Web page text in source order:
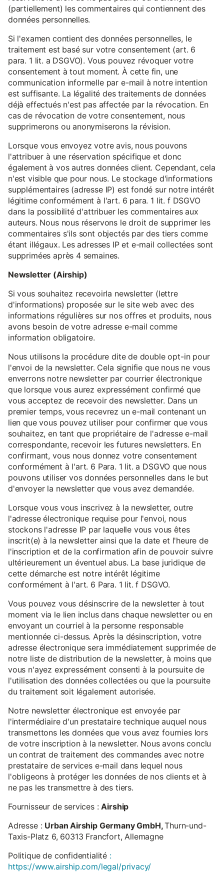
(partiellement) les commentaires qui contiennent des
données personnelles.
Si l'examen contient des données personnelles, le
traitement est basé sur votre consentement (art. 6
para. 1 lit. a DSGVO). Vous pouvez révoquer votre
consentement à tout moment. À cette fin, une
communication informelle par e-mail à notre intention
est suffisante. La légalité des traitements de données
déjà effectués n'est pas affectée par la révocation. En
cas de révocation de votre consentement, nous
supprimerons ou anonymiserons la révision.
Lorsque vous envoyez votre avis, nous pouvons
l'attribuer à une réservation spécifique et donc
également à vos autres données client. Cependant, cela
n'est visible que pour nous. Le stockage d'informations
supplémentaires (adresse IP) est fondé sur notre intérêt
légitime conformément à l'art. 6 para. 1 lit. f DSGVO
dans la possibilité d'attribuer les commentaires aux
auteurs. Nous nous réservons le droit de supprimer les
commentaires s'ils sont objectés par des tiers comme
étant illégaux. Les adresses IP et e-mail collectées sont
supprimées après 4 semaines.
Newsletter (Airship)
Si vous souhaitez recevoirla newsletter (lettre
d'informations) proposée sur le site web avec des
informations régulières sur nos offres et produits, nous
avons besoin de votre adresse e-mail comme
information obligatoire.
Nous utilisons la procédure dite de double opt-in pour
l'envoi de la newsletter. Cela signifie que nous ne vous
enverrons notre newsletter par courrier électronique
que lorsque vous aurez expressément confirmé que
vous acceptez de recevoir des newsletter. Dans un
premier temps, vous recevrez un e-mail contenant un
lien que vous pouvez utiliser pour confirmer que vous
souhaitez, en tant que propriétaire de l'adresse e-mail
correspondante, recevoir les futures newsletters. En
confirmant, vous nous donnez votre consentement
conformément à l'art. 6 Para. 1 lit. a DSGVO que nous
pouvons utiliser vos données personnelles dans le but
d'envoyer la newsletter que vous avez demandée.
Lorsque vous vous inscrivez à la newsletter, outre
l'adresse électronique requise pour l'envoi, nous
stockons l'adresse IP par laquelle vous vous êtes
inscrit(e) à la newsletter ainsi que la date et l'heure de
l'inscription et de la confirmation afin de pouvoir suivre
ultérieurement un éventuel abus. La base juridique de
cette démarche est notre intérêt légitime
conformément à l'art. 6 Para. 1 lit. f DSGVO.
Vous pouvez vous désinscrire de la newsletter à tout
moment via le lien inclus dans chaque newsletter ou en
envoyant un courriel à la personne responsable
mentionnée ci-dessus. Après la désinscription, votre
adresse électronique sera immédiatement supprimée de
notre liste de distribution de la newsletter, à moins que
vous n'ayez expressément consenti à la poursuite de
l'utilisation des données collectées ou que la poursuite
du traitement soit légalement autorisée.
Notre newsletter électronique est envoyée par
l'intermédiaire d'un prestataire technique auquel nous
transmettons les données que vous avez fournies lors
de votre inscription à la newsletter. Nous avons conclu
un contrat de traitement des commandes avec notre
prestataire de services e-mail dans lequel nous
l'obligeons à protéger les données de nos clients et à
ne pas les transmettre à des tiers.
Fournisseur de services :Airship
Adresse : Urban Airship Germany GmbH,Thurn-und-
Taxis-Platz 6, 60313 Francfort, Allemagne
Politique de confidentialité :
https://www.airship.com/legal/privacy/